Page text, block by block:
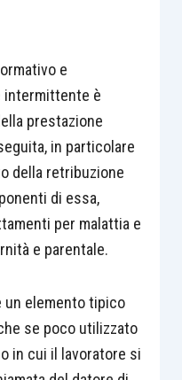
e
intermittente è
prestazione
in particolare
della retribuzione
di essa,
per malattia e
e parentale.
un elemento tipico
se poco utilizzato
in cui il lavoratore si